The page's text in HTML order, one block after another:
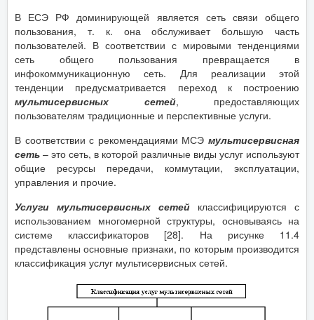
В ЕСЭ РФ доминирующей является сеть связи общего
пользования, т. к. она обслуживает большую часть
пользователей. В соответствии с мировыми тенденциями
сеть общего пользования превращается в
инфокоммуникационную сеть. Для реализации этой
тенденции предусматривается переход к построению
мультисервисных сетей, предоставляющих
пользователям традиционные и перспективные услуги.
В соответствии с рекомендациями МСЭ мультисервисная
сеть – это сеть, в которой различные виды услуг используют
общие ресурсы передачи, коммутации, эксплуатации,
управления и прочие.
Услуги мультисервисных сетей классифицируются с
использованием многомерной структуры, основываясь на
системе классификаторов [28]. На рисунке 11.4
представлены основные признаки, по которым производится
классификация услуг мультисервисных сетей.